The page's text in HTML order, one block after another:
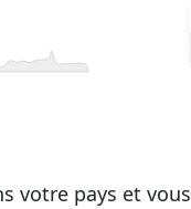
votre pays et vous